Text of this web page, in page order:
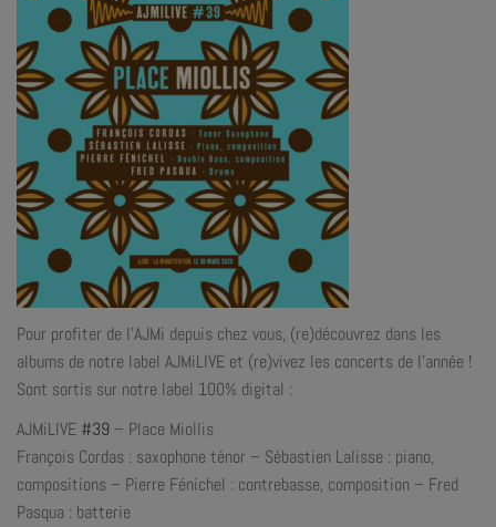
Pour profiter de l’AJMi depuis chez vous, (re)découvrez dans les
albums de notre label AJMiLIVE et (re)vivez les concerts de l’année !
Sont sortis sur notre label 100% digital :
AJMiLIVE #39 – Place Miollis
François Cordas : saxophone ténor – Sébastien Lalisse : piano,
compositions – Pierre Fénichel : contrebasse, composition – Fred
Pasqua : batterie